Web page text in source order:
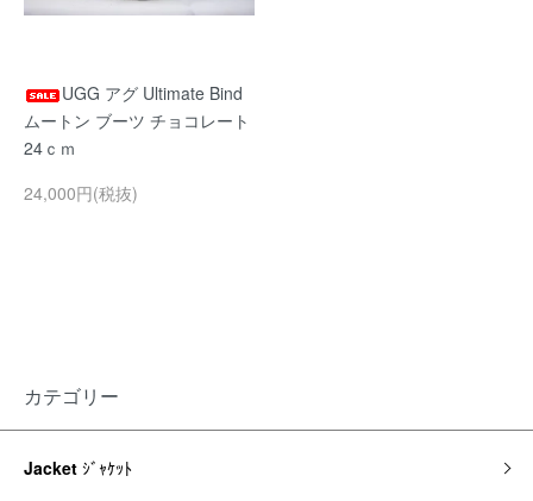
UGG アグ Ultimate Bind
ムートン ブーツ チョコレート
24ｃｍ
24,000円(税抜)
カテゴリー
Jacket ｼﾞｬｹｯﾄ